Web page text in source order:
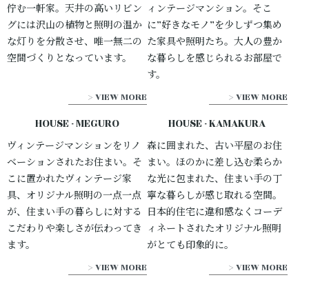
佇む一軒家。天井の高いリビン
グには沢山の植物と照明の温か
な灯りを分散させ、唯一無二の
空間づくりとなっています。
> VIEW MORE
ィンテージマンション。そこ
に”好きなモノ”を少しずつ集め
た家具や照明たち。大人の豊か
な暮らしを感じられるお部屋で
す。
> VIEW MORE
HOUSE - MEGURO
ヴィンテージマンションをリノ
ベーションされたお住まい。そ
こに置かれたヴィンテージ家
具、オリジナル照明の一点一点
が、住まい手の暮らしに対する
こだわりや楽しさが伝わってき
ます。
> VIEW MORE
HOUSE - KAMAKURA
森に囲まれた、古い平屋のお住
まい。ほのかに差し込む柔らか
な光に包まれた、住まい手の丁
寧な暮らしが感じ取れる空間。
日本的住宅に違和感なくコーデ
ィネートされたオリジナル照明
がとても印象的に。
> VIEW MORE